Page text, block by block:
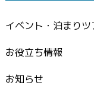
イベント・泊まりツ
お役立ち情報
お知らせ